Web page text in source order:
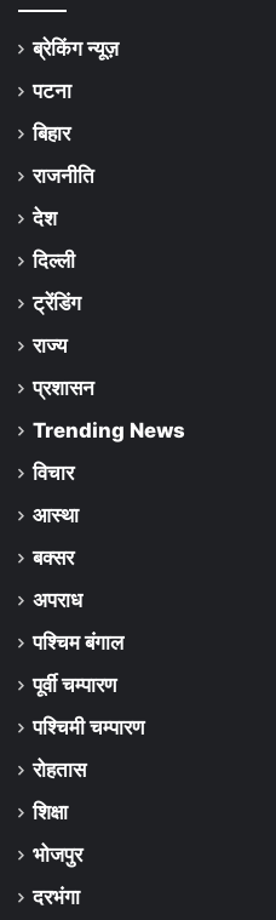
ब्रेकिंग न्यूज़
पटना
बिहार
राजनीति
देश
दिल्ली
ट्रेंडिंग
राज्य
प्रशासन
Trending News
विचार
आस्था
बक्सर
अपराध
पश्चिम बंगाल
पूर्वी चम्पारण
पश्चिमी चम्पारण
रोहतास
शिक्षा
भोजपुर
दरभंगा